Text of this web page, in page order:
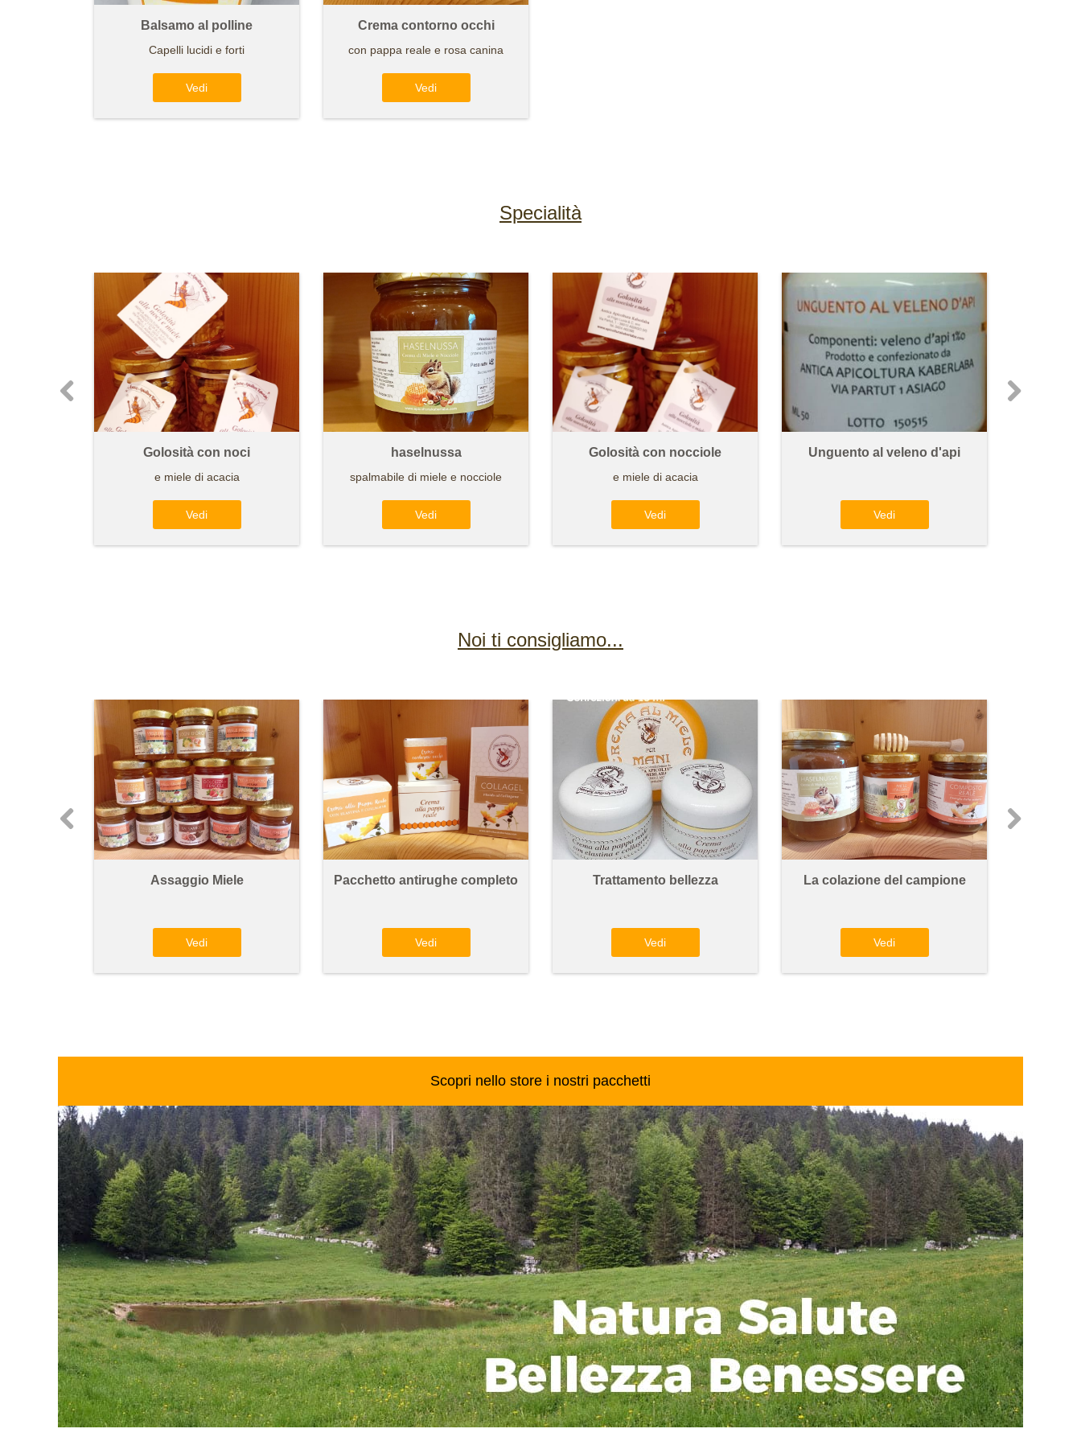
Balsamo al polline
Capelli lucidi e forti
Vedi
Crema contorno occhi
con pappa reale e rosa canina
Vedi
Specialità
Golosità con noci
e miele di acacia
Vedi
haselnussa
spalmabile di miele e nocciole
Vedi
Golosità con nocciole
e miele di acacia
Vedi
Unguento al veleno d'api
Vedi
Noi ti consigliamo...
Assaggio Miele
Vedi
Pacchetto antirughe completo
Vedi
Trattamento bellezza
Vedi
La colazione del campione
Vedi
Scopri nello store i nostri pacchetti